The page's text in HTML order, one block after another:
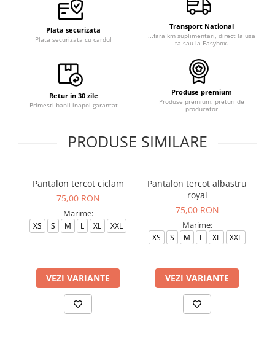
Plata securizata
Plata securizata cu cardul
Transport National
...fara km suplimentari, direct la usa
ta sau la Easybox.
Retur in 30 zile
Primesti banii inapoi garantat
Produse premium
Produse premium, preturi de
producator
PRODUSE SIMILARE
Pantalon tercot ciclam
75,00 RON
Marime:
XS S M L XL XXL
VEZI VARIANTE
Pantalon tercot albastru
royal
75,00 RON
Marime:
XS S M L XL XXL
VEZI VARIANTE